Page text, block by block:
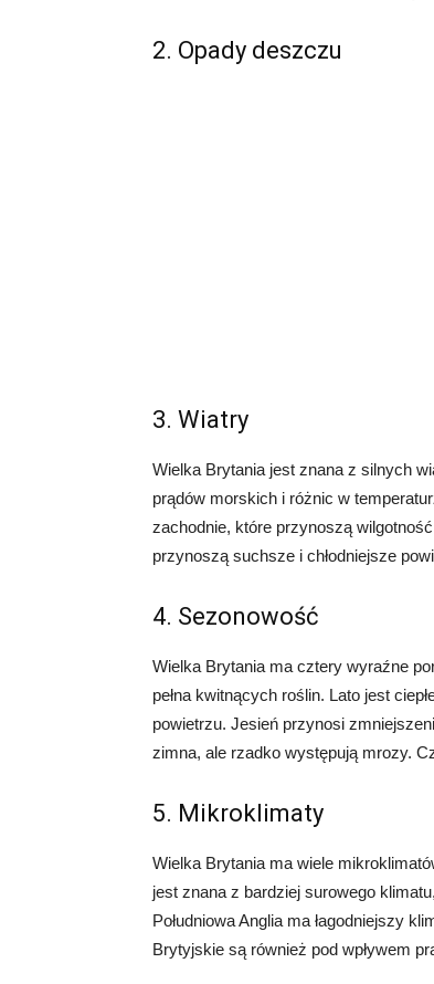
2. Opady deszczu
3. Wiatry
Wielka Brytania jest znana z silnych
prądów morskich i różnic w
zachodnie, które przynoszą
przynoszą suchsze i chłodniejsze
4. Sezonowość
Wielka Brytania ma cztery wyraźne
pełna kwitnących roślin. Lato jest
powietrzu. Jesień przynosi
zimna, ale rzadko występują mrozy.
5. Mikroklimaty
Wielka Brytania ma wiele
jest znana z bardziej surowego
Południowa Anglia ma łagodniejszy
Brytyjskie są również pod wpływem